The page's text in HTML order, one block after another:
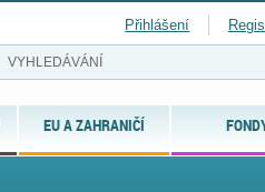
EU A ZAHRANIČÍ
Přihlášení